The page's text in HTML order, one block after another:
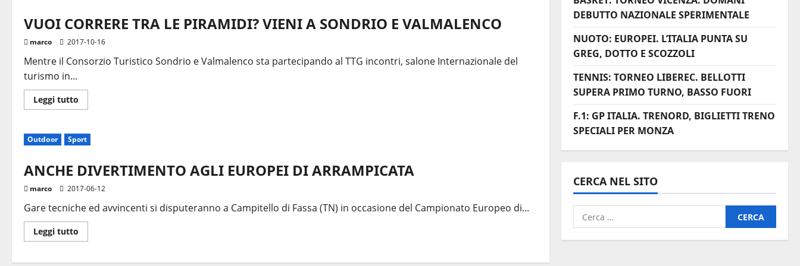
VUOI CORRERE TRA LE PIRAMIDI? VIENI A SONDRIO E VALMALENCO
marco 2017-10-16
Mentre il Consorzio Turistico Sondrio e Valmalenco sta partecipando al TTG incontri, salone Internazionale del
turismo in...
Leggi tutto
di
VUOI
CORRERE
TRA
PIRAMIDI?
VIENI
SONDRIO
VALMALENCO
Outdoor Sport
ANCHE DIVERTIMENTO AGLI EUROPEI DI ARRAMPICATA
marco 2017-06-12
Gare tecniche ed avvincenti si disputeranno a Campitello di Fassa (TN) in occasione del Campionato Europeo di...
Leggi tutto
di
DEBUTTO NAZIONALE SPERIMENTALE
NUOTO: EUROPEI. L’ITALIA PUNTA SU
GREG, DOTTO E SCOZZOLI
TENNIS: TORNEO LIBEREC. BELLOTTI
SUPERA PRIMO TURNO, BASSO FUORI
F.1: GP ITALIA. TRENORD, BIGLIETTI TRENO
SPECIALI PER MONZA
CERCA NEL SITO
Ricerca
per: